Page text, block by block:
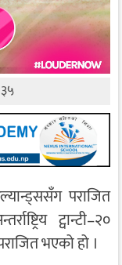
पराजित
ट्वान्टी–२०
भएको हो ।